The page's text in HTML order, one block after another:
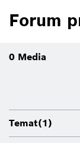
Forum
0 Media
Temat(1)